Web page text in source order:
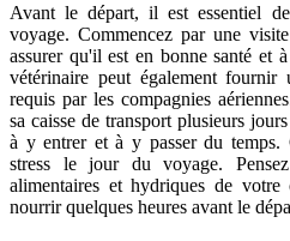
Avant le départ, il est essentiel
voyage. Commencez par une
assurer qu'il est en bonne santé et
vétérinaire peut également
requis par les compagnies
sa caisse de transport plusieurs
à y entrer et à y passer du temps.
stress le jour du voyage.
alimentaires et hydriques de
nourrir quelques heures avant le